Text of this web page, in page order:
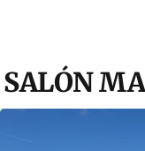
SALÓN